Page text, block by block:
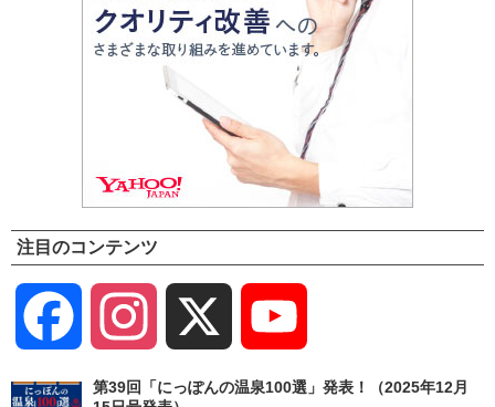
注目のコンテンツ
Facebook Instagram
Channel
第39回「にっぽんの温泉100選」発表！（2025年12月